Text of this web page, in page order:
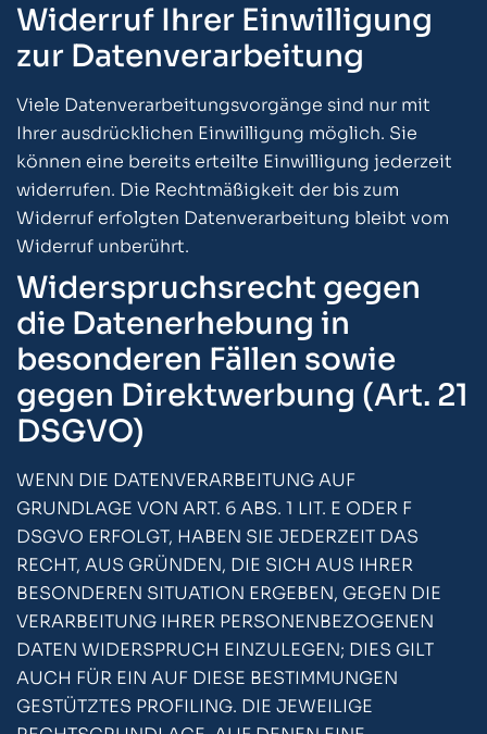
Widerruf Ihrer Einwilligung
zur Datenverarbeitung
Viele Datenverarbeitungsvorgänge sind nur mit
Ihrer ausdrücklichen Einwilligung möglich. Sie
können eine bereits erteilte Einwilligung jederzeit
widerrufen. Die Rechtmäßigkeit der bis zum
Widerruf erfolgten Datenverarbeitung bleibt vom
Widerruf unberührt.
Widerspruchsrecht gegen
die Datenerhebung in
besonderen Fällen sowie
gegen Direktwerbung (Art. 21
DSGVO)
WENN DIE DATENVERARBEITUNG AUF
GRUNDLAGE VON ART. 6 ABS. 1 LIT. E ODER F
DSGVO ERFOLGT, HABEN SIE JEDERZEIT DAS
RECHT, AUS GRÜNDEN, DIE SICH AUS IHRER
BESONDEREN SITUATION ERGEBEN, GEGEN DIE
VERARBEITUNG IHRER PERSONENBEZOGENEN
DATEN WIDERSPRUCH EINZULEGEN; DIES GILT
AUCH FÜR EIN AUF DIESE BESTIMMUNGEN
GESTÜTZTES PROFILING. DIE JEWEILIGE